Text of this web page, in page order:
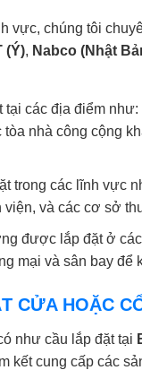
vực, chúng tôi
(Ý), Nabco (Nhật
các địa điểm
tòa nhà công cộng
trong các lĩnh vực
viện, và các cơ sở
được lắp đặt ở
mại và sân bay để
CỬA HOẶC
như cầu lắp đặt tại
kết cung cấp các